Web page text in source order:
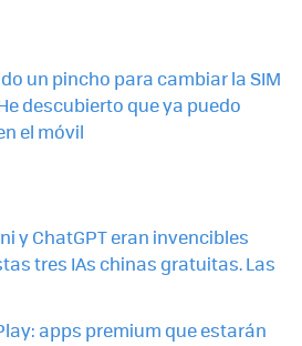
un pincho para cambiar la SIM
descubierto que ya puedo
el móvil
y ChatGPT eran invencibles
tres IAs chinas gratuitas. Las
apps premium que estarán